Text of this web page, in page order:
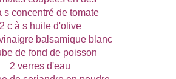
s concentré de tomate
2 c à s huile d'olive
balsamique blanc
de fond de poisson
2 verres d'eau